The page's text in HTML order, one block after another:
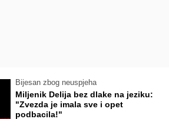
Bijesan zbog neuspjeha
Miljenik Delija bez dlake na jeziku:
"Zvezda je imala sve i opet
podbacila!"